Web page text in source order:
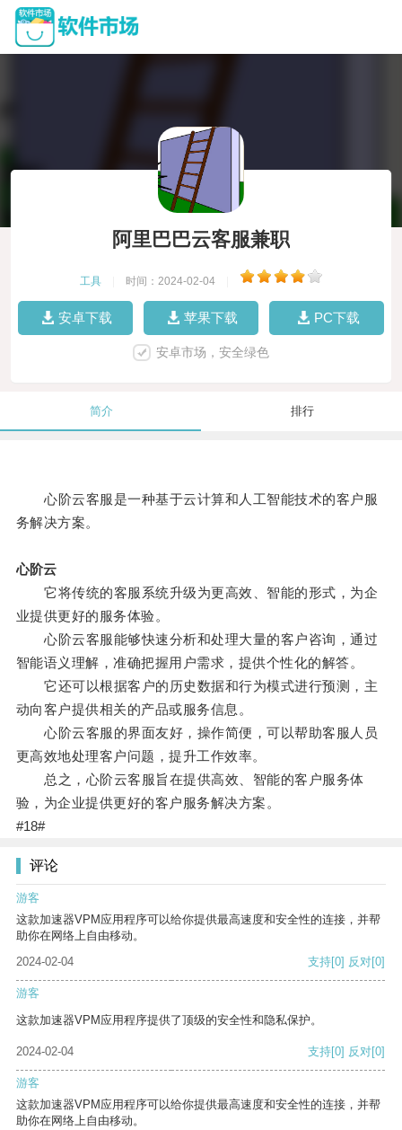
阿里巴巴云客服兼职
工具 时间：2024-02-04
安卓下载 苹果下载 PC下载
安卓市场，安全绿色
简介 排行
心阶云客服是一种基于云计算和人工智能技术的客户服
务解决方案。
心阶云
它将传统的客服系统升级为更高效、智能的形式，为企
业提供更好的服务体验。
心阶云客服能够快速分析和处理大量的客户咨询，通过
智能语义理解，准确把握用户需求，提供个性化的解答。
它还可以根据客户的历史数据和行为模式进行预测，主
动向客户提供相关的产品或服务信息。
心阶云客服的界面友好，操作简便，可以帮助客服人员
更高效地处理客户问题，提升工作效率。
总之，心阶云客服旨在提供高效、智能的客户服务体
验，为企业提供更好的客户服务解决方案。
#18#
评论
游客
这款加速器VPM应用程序可以给你提供最高速度和安全性的连接，并帮
助你在网络上自由移动。
2024-02-04
支持[0] 反对[0]
游客
这款加速器VPM应用程序提供了顶级的安全性和隐私保护。
2024-02-04 支持[0] 反对[0]
游客
这款加速器VPM应用程序可以给你提供最高速度和安全性的连接，并帮
助你在网络上自由移动。